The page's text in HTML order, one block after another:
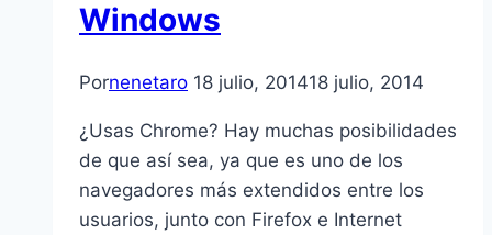
Windows
Pornenetaro 18 julio, 201418 julio, 2014
¿Usas Chrome? Hay muchas posibilidades
de que así sea, ya que es uno de los
navegadores más extendidos entre los
usuarios, junto con Firefox e Internet